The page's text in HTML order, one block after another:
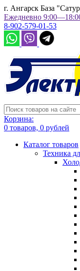
г. Ангарск База
Ежедневно
8-902-579-01-53
Корзина:
0 товаров, 0 рублей
Каталог товаров
Техника